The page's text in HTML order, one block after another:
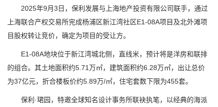
2025年9月3日，保利发展与上海地产投资有限公司联手，通过
上海联合产权交易所完成杨浦区新江湾社区E1-08A项目及北外滩项
目股权转让竞价，确定为项目的受让方。
E1-08A地块位于新江湾城北侧，直线米，预计将是洋房和联排
的组合。其土地面积约5.71万㎡，建筑面积约6.28万㎡，出让总价
为37亿元，折合楼板价约5.89万/㎡，住宅套数下限为455套。
保利·珺园，特邀全球知名设计事务所联袂执笔，以经典的海派